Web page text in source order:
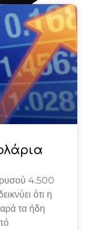
4.500
ότι η
τα ήδη